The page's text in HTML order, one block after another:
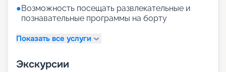
●Возможность посещать развлекательные и
познавательные программы на борту
Показать все услуги
Экскурсии